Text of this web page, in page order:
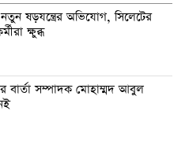
নতুন ষড়যন্ত্রের অভিযোগ, সিলেটের
ক্ষুব্ধ
বার্তা সম্পাদক মোহাম্মদ আবুল